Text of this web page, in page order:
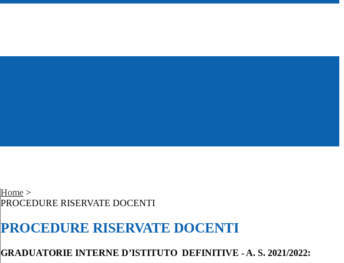
Home >
PROCEDURE RISERVATE DOCENTI
PROCEDURE RISERVATE DOCENTI
GRADUATORIE INTERNE D’ISTITUTO DEFINITIVE - A. S. 2021/2022: